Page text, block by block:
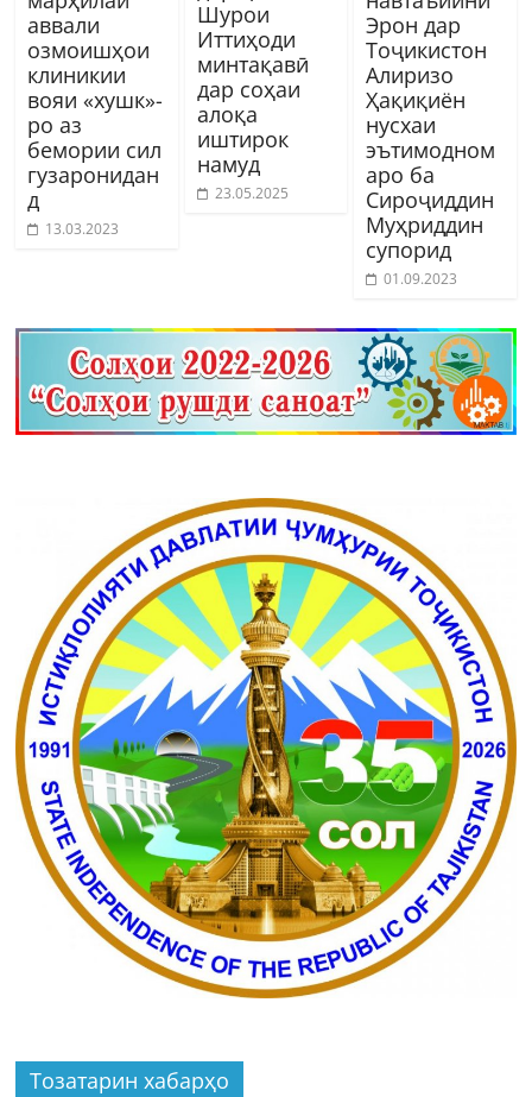
аввали
озмоишҳои
клиникии
вояи «хушк»-
ро аз
бемории сил
гузаронидан
д
13.03.2023
Шурои
Иттиҳоди
минтақавӣ
дар соҳаи
алоқа
иштирок
намуд
23.05.2025
Эрон дар
Тоҷикистон
Алиризо
Ҳақиқиён
нусхаи
эътимодном
аро ба
Сироҷиддин
Муҳриддин
супорид
01.09.2023
Тозатарин хабарҳо